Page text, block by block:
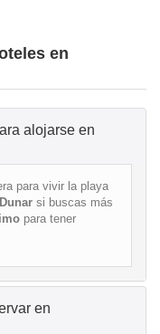
en
alojarse en
para vivir la playa
si buscas más
para tener
en